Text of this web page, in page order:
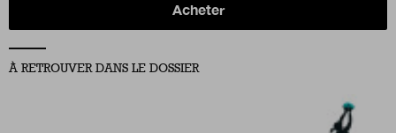
Acheter
À RETROUVER DANS LE DOSSIER